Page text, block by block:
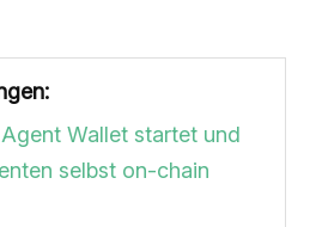
Wallet startet und
selbst on-chain